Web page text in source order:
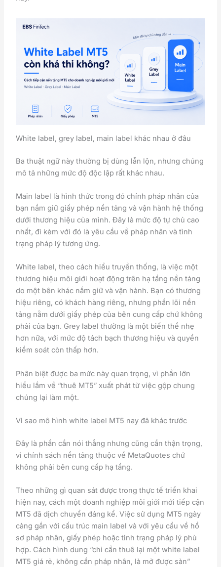
White label, grey label, main label khác nhau ở đâu
Ba thuật ngữ này thường bị dùng lẫn lộn, nhưng chúng
mô tả những mức độ độc lập rất khác nhau.
Main label là hình thức trong đó chính pháp nhân của
bạn nắm giữ giấy phép nền tảng và vận hành hệ thống
dưới thương hiệu của mình. Đây là mức độ tự chủ cao
nhất, đi kèm với đó là yêu cầu về pháp nhân và tình
trạng pháp lý tương ứng.
White label, theo cách hiểu truyền thống, là việc một
thương hiệu môi giới hoạt động trên hạ tầng nền tảng
do một bên khác nắm giữ và vận hành. Bạn có thương
hiệu riêng, có khách hàng riêng, nhưng phần lõi nền
tảng nằm dưới giấy phép của bên cung cấp chứ không
phải của bạn. Grey label thường là một biến thể nhẹ
hơn nữa, với mức độ tách bạch thương hiệu và quyền
kiểm soát còn thấp hơn.
Phân biệt được ba mức này quan trọng, vì phần lớn
hiểu lầm về “thuê MT5” xuất phát từ việc gộp chung
chúng lại làm một.
Vì sao mô hình white label MT5 nay đã khác trước
Đây là phần cần nói thẳng nhưng cũng cần thận trọng,
vì chính sách nền tảng thuộc về MetaQuotes chứ
không phải bên cung cấp hạ tầng.
Theo những gì quan sát được trong thực tế triển khai
hiện nay, cách một doanh nghiệp môi giới mới tiếp cận
MT5 đã dịch chuyển đáng kể. Việc sử dụng MT5 ngày
càng gắn với cấu trúc main label và với yêu cầu về hồ
sơ pháp nhân, giấy phép hoặc tình trạng pháp lý phù
hợp. Cách hình dung “chỉ cần thuê lại một white label
MT5 giá rẻ, không cần pháp nhân, là mở được sàn”